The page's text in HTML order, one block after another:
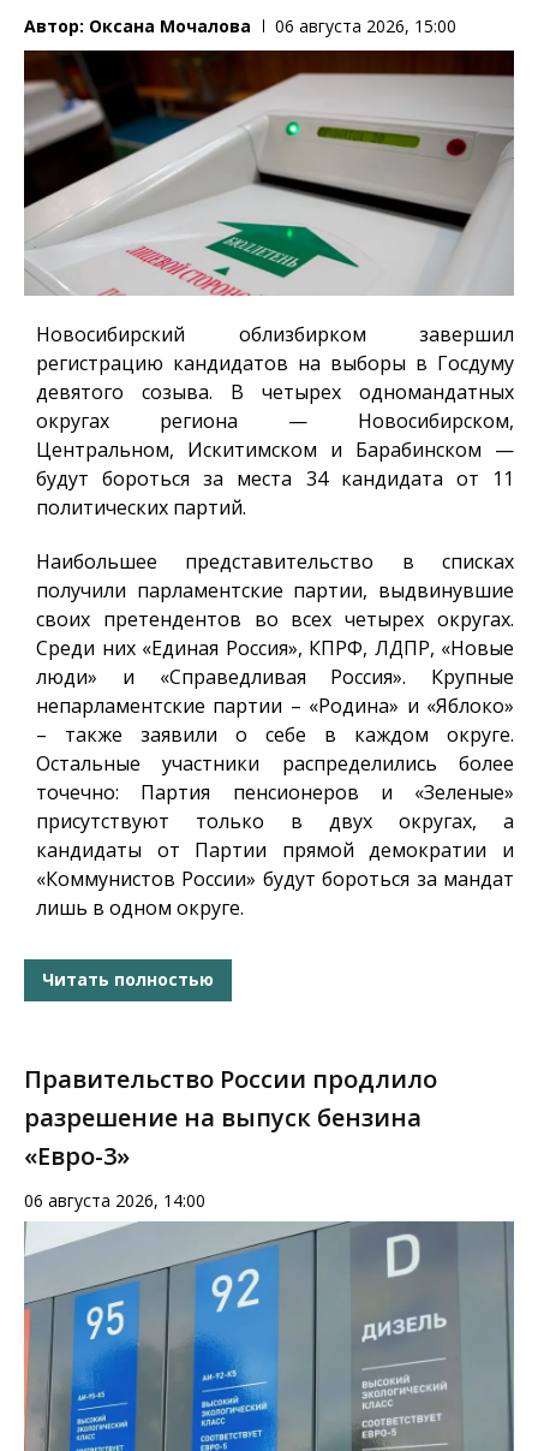
Автор: Оксана Мочалова 06 августа 2026, 15:00
Новосибирский облизбирком завершил
регистрацию кандидатов на выборы в Госдуму
девятого созыва. В четырех одномандатных
округах региона — Новосибирском,
Центральном, Искитимском и Барабинском —
будут бороться за места 34 кандидата от 11
политических партий.
Наибольшее представительство в списках
получили парламентские партии, выдвинувшие
своих претендентов во всех четырех округах.
Среди них «Единая Россия», КПРФ, ЛДПР, «Новые
люди» и «Справедливая Россия». Крупные
непарламентские партии – «Родина» и «Яблоко»
– также заявили о себе в каждом округе.
Остальные участники распределились более
точечно: Партия пенсионеров и «Зеленые»
присутствуют только в двух округах, а
кандидаты от Партии прямой демократии и
«Коммунистов России» будут бороться за мандат
лишь в одном округе.
Читать полностью
Правительство России продлило
разрешение на выпуск бензина
«Евро-3»
06 августа 2026, 14:00